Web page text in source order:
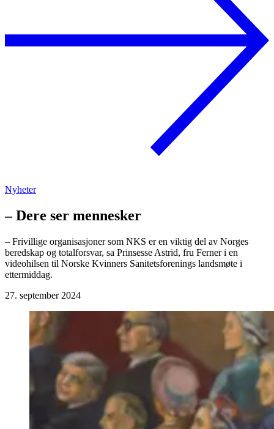
Nyheter
– Dere ser mennesker
– Frivillige organisasjoner som NKS er en viktig del av Norges
beredskap og totalforsvar, sa Prinsesse Astrid, fru Ferner i en
videohilsen til Norske Kvinners Sanitetsforenings landsmøte i
ettermiddag.
27. september 2024